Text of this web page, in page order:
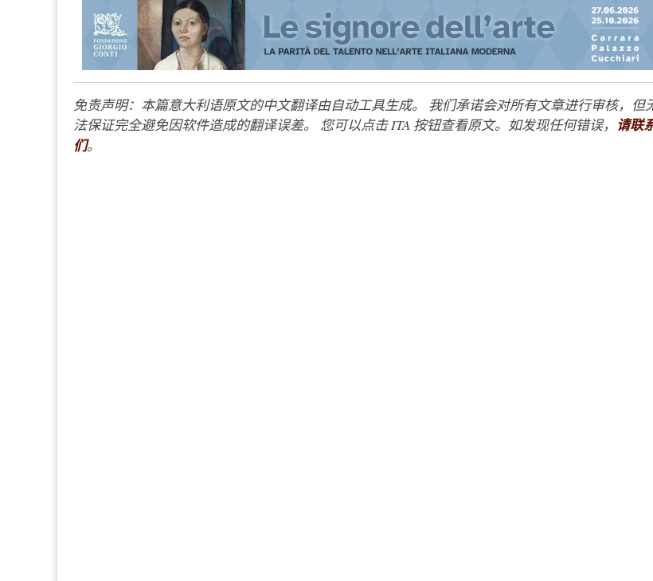
免责声明：本篇意大利语原文的中文翻译由自动工具生成。 我们承诺会对所有文章进行审核，但
法保证完全避免因软件造成的翻译误差。 您可以点击 ITA 按钮查看原文。如发现任何错误， 请联
们。